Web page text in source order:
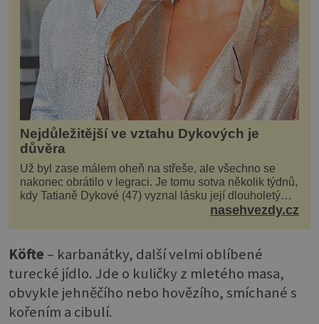
Nejdůležitější ve vztahu Dykových je
důvěra
Už byl zase málem oheň na střeše, ale všechno se
nakonec obrátilo v legraci. Je tomu sotva několik týdnů,
kdy Tatianě Dykové (47) vyznal lásku její dlouholetý
kolega a kamarád. Lidé si hned mysleli, ž...nasehvezdy.cz
Köfte – karbanátky, další velmi oblíbené
turecké jídlo. Jde o kuličky z mletého masa,
obvykle jehněčího nebo hovězího, smíchané s
kořením a cibulí.